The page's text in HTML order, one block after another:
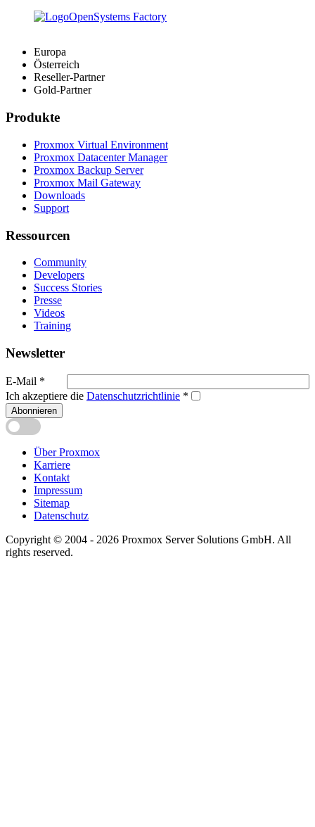
Europa
Österreich
Reseller-Partner
Gold-Partner
Produkte
Proxmox Virtual Environment
Proxmox Datacenter Manager
Proxmox Backup Server
Proxmox Mail Gateway
Downloads
Support
Ressourcen
Community
Developers
Success Stories
Presse
Videos
Training
Newsletter
E-Mail *
Ich akzeptiere die Datenschutzrichtlinie *
Abonnieren
Über Proxmox
Karriere
Kontakt
Impressum
Sitemap
Datenschutz
Copyright © 2004 - 2026 Proxmox Server Solutions GmbH. All
rights reserved.